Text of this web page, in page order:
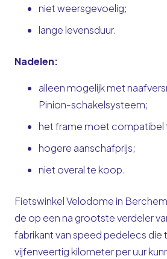
niet weersgevoelig;
lange levensduur.
Nadelen:
alleen mogelijk met
Pinion-schakelsysteem;
het frame moet compatibel
hogere aanschafprijs;
niet overal te koop.
Fietswinkel Velodome in
de op een na grootste verdeler
fabrikant van speed pedelecs die
vijfenveertig kilometer per uur